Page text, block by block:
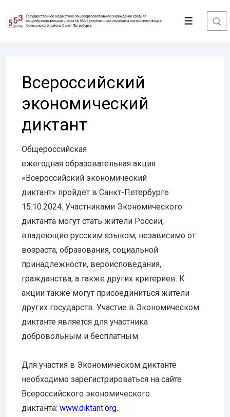
Перейти
Меню
Всероссийский
экономический
диктант
Общероссийская
ежегодная образовательная акция
«Всероссийский экономический
диктант» пройдет в Санкт-Петербурге
15.10.2024. Участниками Экономического
диктанта могут стать жители России,
владеющие русским языком, независимо от
возраста, образования, социальной
принадлежности, вероисповедания,
гражданства, а также других критериев. К
акции также могут присоединиться жители
других государств. Участие в Экономическом
диктанте является для участника
добровольным и бесплатным.
Для участия в Экономическом диктанте
необходимо зарегистрироваться на сайте
Всероссийского экономического
диктанта: www.diktant.org.